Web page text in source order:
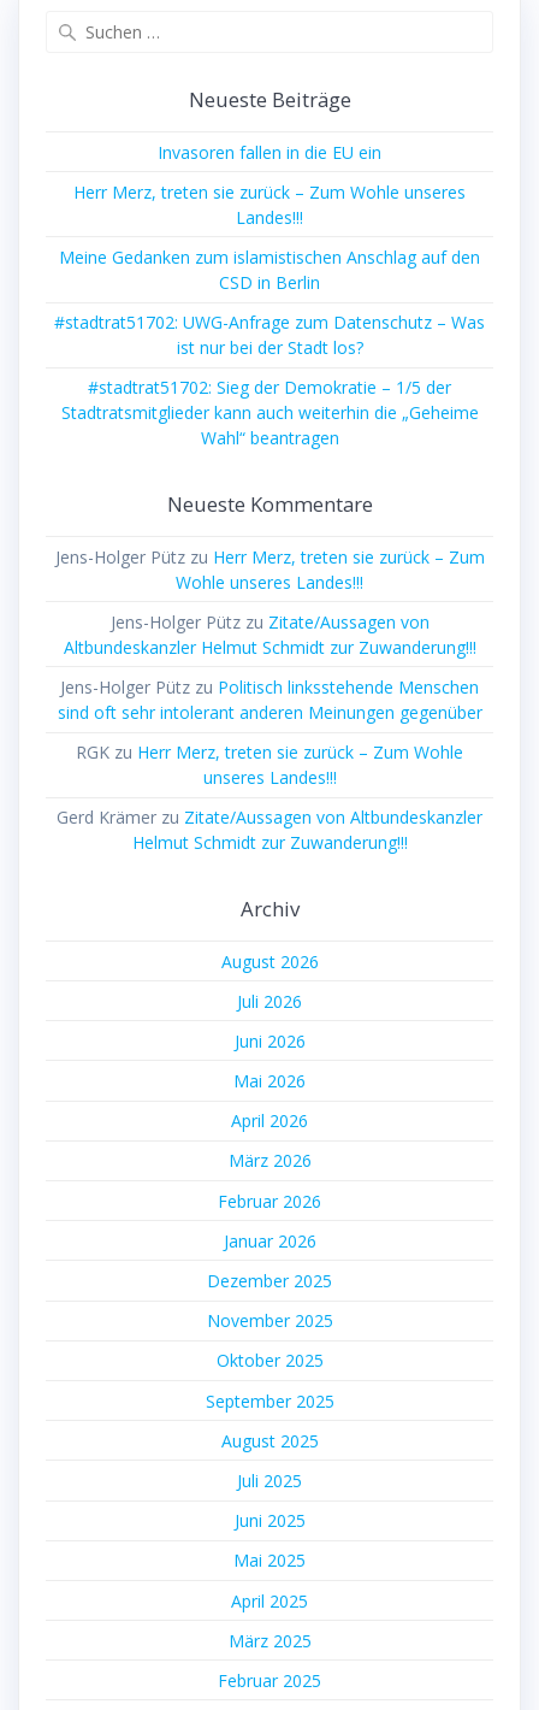
Neueste Beiträge
Invasoren fallen in die EU ein
Herr Merz, treten sie zurück – Zum Wohle unseres
Landes!!!
Meine Gedanken zum islamistischen Anschlag auf den
CSD in Berlin
#stadtrat51702: UWG-Anfrage zum Datenschutz – Was
ist nur bei der Stadt los?
#stadtrat51702: Sieg der Demokratie – 1/5 der
Stadtratsmitglieder kann auch weiterhin die „Geheime
Wahl“ beantragen
Neueste Kommentare
Jens-Holger Pützzu Herr Merz, treten sie zurück – Zum
Wohle unseres Landes!!!
Jens-Holger Pützzu Zitate/Aussagen von
Altbundeskanzler Helmut Schmidt zur Zuwanderung!!!
Jens-Holger Pütz zu Politisch linksstehende Menschen
sind oft sehr intolerant anderen Meinungen gegenüber
RGK zu Herr Merz, treten sie zurück – Zum Wohle
unseres Landes!!!
Gerd Krämer zu Zitate/Aussagen von Altbundeskanzler
Helmut Schmidt zur Zuwanderung!!!
Archiv
August 2026
Juli 2026
Juni 2026
Mai 2026
April 2026
März 2026
Februar 2026
Januar 2026
Dezember 2025
November 2025
Oktober 2025
September 2025
August 2025
Juli 2025
Juni 2025
Mai 2025
April 2025
März 2025
Februar 2025